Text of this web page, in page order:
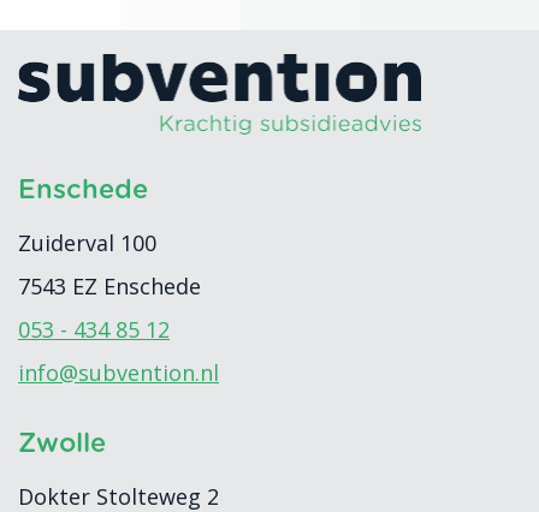
Enschede
Zuiderval 100
7543 EZ Enschede
053 - 434 85 12
info@subvention.nl
Zwolle
Dokter Stolteweg 2